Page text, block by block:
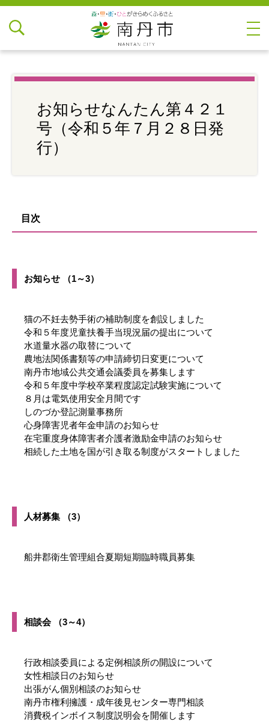
お知らせなんたん第４２１
号（令和５年７月２８日発
行）
目次
お知らせ （1～3）
猫の不妊去勢手術の補助制度を創設しました
令和５年度児童扶養手当現況届の提出について
水道量水器の取替について
農地法関係書類等の申請締切日変更について
南丹市地域公共交通会議委員を募集します
令和５年度中学校卒業程度認定試験実施について
８月は電気使用安全月間です
しのづか登記測量事務所
心身障害児者年金申請のお知らせ
在宅重度身体障害者介護者激励金申請のお知らせ
相続した土地を国が引き取る制度がスタートしました
人材募集 （3）
船井郡衛生管理組合夏期短期臨時職員募集
相談会 （3～4）
行政相談委員による定例相談所の開設について
女性相談日のお知らせ
出張がん個別相談のお知らせ
南丹市権利擁護・成年後見センター専門相談
消費税インボイス制度説明会を開催します